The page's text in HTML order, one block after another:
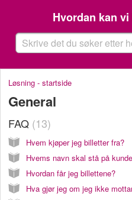
Hvordan kan
Løsning - startside
General
FAQ 13
Hvem kjøper jeg billetter fra?
Hvems navn skal stå på
Hvordan får jeg billettene?
Hva gjør jeg om jeg ikke